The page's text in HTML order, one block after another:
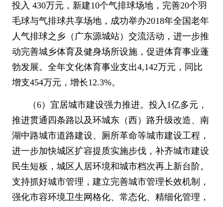
投入 430万元，新建10个气排球场地，完善20个羽
毛球与气排球共享场地，成功举办2018年全国老年
人气排球之乡（广东源城站）交流活动，进一步推
动完善城乡体育及健身场所设施，促进体育事业蓬
勃发展。全年文化体育事业支出4,142万元，同比
增支454万元，增长12.3%。
（6）宜居城市建设强力推进。投入 1亿多元，
推进贯通四条路以及环城东（西）路升级改造、南
湖中路城市道路建设、厕所革命等城市建设工程，
进一步加快城区扩容提质实施步伐，补齐城市建设
民生短板，城区人居环境和城市档次再上新台阶。
支持抓好城市管理，建立完善城市管理长效机制，
强化市容环境卫生网格化、常态化、精细化管理，